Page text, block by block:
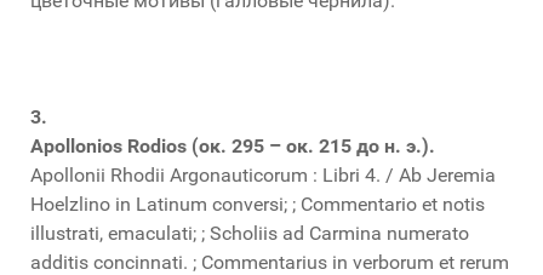
3.
Apollonios Rodios (ок. 295 – ок. 215 до н. э.).
Apollonii Rhodii Argonauticorum : Libri 4. / Ab Jeremia
Hoelzlino in Latinum conversi; ; Commentario et notis
illustrati, emaculati; ; Scholiis ad Carmina numerato
additis concinnati. ; Commentarius in verborum et rerum